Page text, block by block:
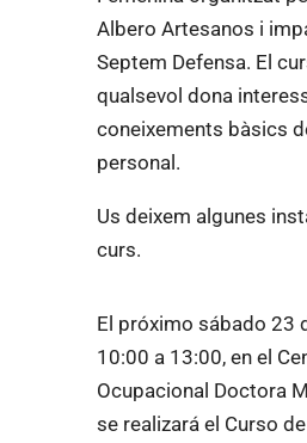
Albero Artesanos i
Septem Defensa. El
qualsevol dona
coneixements bàsics
personal.
Us deixem algunes
curs.
El próximo sábado 23
10:00 a 13:00, en el
Ocupacional Doctora
se realizará el Curso